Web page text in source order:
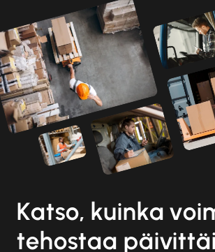
Katso, kuinka
tehostaa